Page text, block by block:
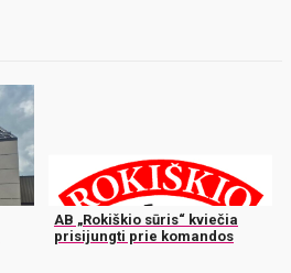
AB „Rokiškio sūris“ kviečia
prisijungti prie komandos